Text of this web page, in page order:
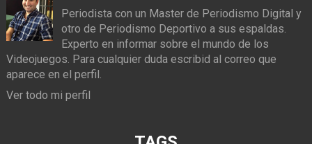
Periodista con un Master de Periodismo Digital y
otro de Periodismo Deportivo a sus espaldas.
Experto en informar sobre el mundo de los
Videojuegos. Para cualquier duda escribid al correo que
aparece en el perfil.
Ver todo mi perfil